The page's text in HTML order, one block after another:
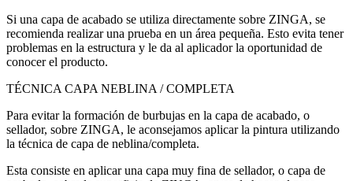
Si una capa de acabado se utiliza directamente sobre ZINGA, se
recomienda realizar una prueba en un área pequeña. Esto evita tener
problemas en la estructura y le da al aplicador la oportunidad de
conocer el producto.
TÉCNICA CAPA NEBLINA / COMPLETA
Para evitar la formación de burbujas en la capa de acabado, o
sellador, sobre ZINGA, le aconsejamos aplicar la pintura utilizando
la técnica de capa de neblina/completa.
Esta consiste en aplicar una capa muy fina de sellador, o capa de